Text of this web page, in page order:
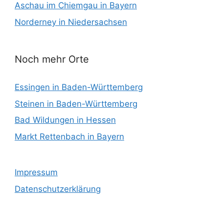
Aschau im Chiemgau in Bayern
Norderney in Niedersachsen
Noch mehr Orte
Essingen in Baden-Württemberg
Steinen in Baden-Württemberg
Bad Wildungen in Hessen
Markt Rettenbach in Bayern
Impressum
Datenschutzerklärung